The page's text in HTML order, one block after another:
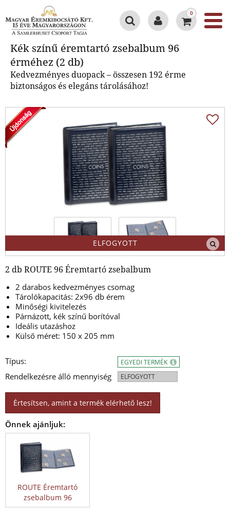
0
Kék színű éremtartó zsebalbum 96
érméhez (2 db)
Kedvezményes duopack – összesen 192 érme
biztonságos és elegáns tárolásához!
ELFOGYOTT
2 db ROUTE 96 Éremtartó zsebalbum
2 darabos kedvezményes csomag
Tárolókapacitás: 2x96 db érem
Minőségi kivitelezés
Párnázott, kék színű borítóval
Ideális utazáshoz
Külső méret: 150 x 205 mm
Típus:
Rendelkezésre álló mennyiség
EGYEDI TERMÉK
ELFOGYOTT
Értesítsen, amint a termék elérhető lesz!
Önnek ajánljuk:
ROUTE Éremtartó
zsebalbum 96
Kék színű éremtartó zsebalbum
96 érméhez (2 db)